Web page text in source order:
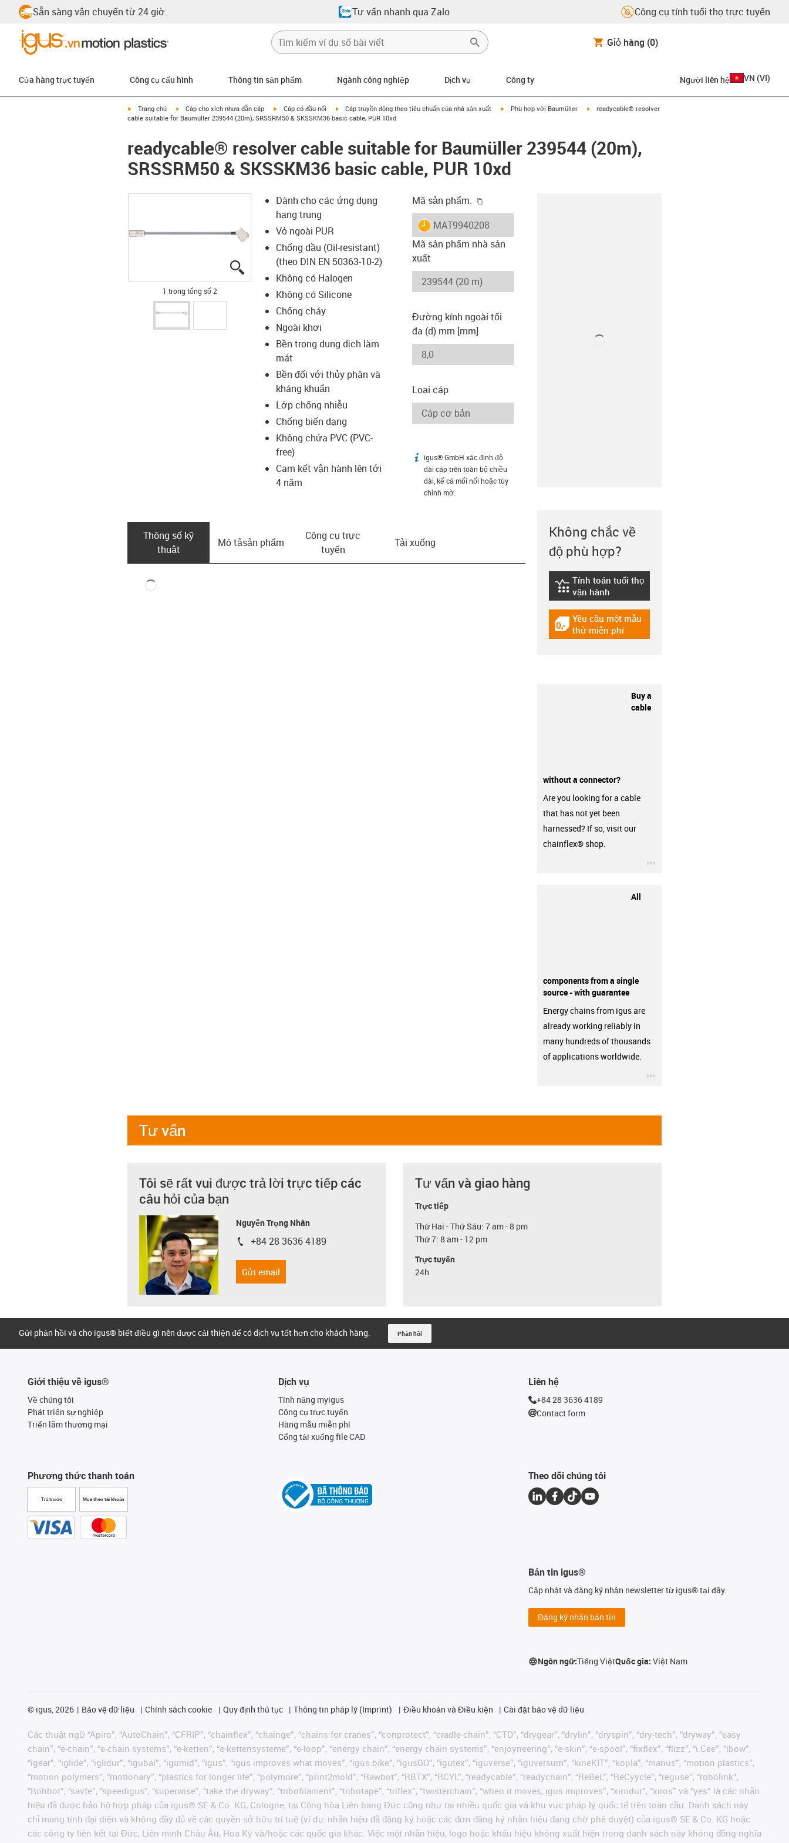
Sẵn sàng vận chuyển từ 24 giờ. Tư vấn nhanh qua Zalo Công cụ tính tuổi thọ trực tuyến
Giỏ hàng (0)
Cửa hàng trực tuyến Công cụ cấu hình Thông tin sản phẩm Ngành công nghiệp Dịch vụ Công ty Người liên hệ VN (VI)
igus-icon-arrow-right
Trang chủ igus-icon-arrow-right
Cáp cho xích nhựa dẫn cáp igus-icon-arrow-right
Cáp có đầu nối igus-icon-arrow-right
Cáp truyền động theo tiêu chuẩn của nhà sản xuất igus-icon-arrow-right
Phù hợp với Baumüller igus-icon-arrow-right
readycable® resolver
cable suitable for Baumüller 239544 (20m), SRSSRM50 & SKSSKM36 basic cable, PUR 10xd
readycable® resolver cable suitable for Baumüller 239544 (20m),
SRSSRM50 & SKSSKM36 basic cable, PUR 10xd
igus-icon-lupe
igus-icon-lupe
1 trong tổng số 2
Dành cho các ứng dụng
hạng trung
Vỏ ngoài PUR
Chống dầu (Oil-resistant)
(theo DIN EN 50363-10-2)
Không có Halogen
Không có Silicone
Chống cháy
Ngoài khơi
Bền trong dung dịch làm
mát
Bền đối với thủy phân và
kháng khuẩn
Lớp chống nhiễu
Chống biến dạng
Không chứa PVC (PVC-
free)
Cam kết vận hành lên tới
4 năm
Mã sản phẩm.
igus-icon-lieferzeit
MAT9940208
Mã sản phẩm nhà sản
xuất
Đường kính ngoài tối
đa (d) mm [mm]
Loại cáp
igus-icon-info
igus® GmbH xác định độ
dài cáp trên toàn bộ chiều
dài, kể cả mối nối hoặc tùy
chỉnh mờ.
Thông số kỹ
thuật
Mô tả­sản phẩm
Công cụ trực
tuyến
Tải xuống
Không chắc về
độ phù hợp?
igus-icon-lebensdauerrechner
Tính toán tuổi thọ
vận hành
igus-icon-gratismuster
Yêu cầu một mẫu
thử miễn phí
Buy a
cable
without a connector?
Are you looking for a cable
that has not yet been
harnessed? If so, visit our
chainflex® shop.
All
components from a single
source - with guarantee
Energy chains from igus are
already working reliably in
many hundreds of thousands
of applications worldwide.
Tư vấn
Tôi sẽ rất vui được trả lời trực tiếp các
câu hỏi của bạn
Nguyễn Trọng Nhân
igus-icon-phone
+84 28 3636 4189
Gửi email
Tư vấn và giao hàng
Trực tiếp
Thứ Hai - Thứ Sáu: 7 am - 8 pm
Thứ 7: 8 am - 12 pm
Trực tuyến
24h
Gửi phản hồi và cho igus® biết điều gì nên được cải thiện để có dịch vụ tốt hơn cho khách hàng. Phản hồi
Giới thiệu về igus®
Về chúng tôi
Phát triển sự nghiệp
Triển lãm thương mại
Phương thức thanh toán
Trả trước Mua theo tài khoản
Dịch vụ
Tính năng myigus
Công cụ trực tuyến
Hàng mẫu miễn phí
Cổng tải xuống file CAD
Liên hệ
+84 28 3636 4189
Contact form
Theo dõi chúng tôi
Bản tin igus®
Cập nhật và đăng ký nhận newsletter từ igus® tại đây.
Đăng ký nhận bản tin
Ngôn ngữ:Tiếng ViệtQuốc gia:Việt Nam
© igus, 2026 Bảo vệ dữ liệu Chính sách cookie Quy định thủ tục Thông tin pháp lý (Imprint) Điều khoản và Điều kiện Cài đặt bảo vệ dữ liệu
Các thuật ngữ “Apiro”, “AutoChain”, “CFRIP”, “chainflex”, “chainge”, “chains for cranes”, “conprotect”, “cradle-chain”, “CTD”, “drygear”, “drylin”, “dryspin”, “dry-tech”, “dryway”, “easy
chain”, “e-chain”, “e-chain systems”, “e-ketten”, “e-kettensysteme”, “e-loop”, “energy chain”, “energy chain systems”, “enjoyneering”, “e-skin”, “e-spool”, “fixflex”, “flizz”, “i.Cee”, “ibow”,
“igear”, “iglide”, “iglidur”, “igubal”, “igumid”, “igus”, “igus improves what moves”, “igus:bike”, “igusGO”, “igutex”, “iguverse”, “iguversum”, “kineKIT”, “kopla”, “manus”, “motion plastics”,
“motion polymers”, “motionary”, “plastics for longer life”, “polymore”, “print2mold”, “Rawbot”, “RBTX”, “RCYL”, “readycable”, “readychain”, “ReBeL”, “ReCyycle”, “reguse”, “robolink”,
“Rohbot”, “savfe”, “speedigus”, “superwise”, “take the dryway”, “tribofilament”, “tribotape”, “triflex”, “twisterchain”, “when it moves, igus improves”, “xirodur”, “xiros” và “yes” là các nhãn
hiệu đã được bảo hộ hợp pháp của igus® SE & Co. KG, Cologne, tại Cộng hòa Liên bang Đức cũng như tại nhiều quốc gia và khu vực pháp lý quốc tế trên toàn cầu. Danh sách này
chỉ mang tính đại diện và không đầy đủ về các quyền sở hữu trí tuệ (ví dụ: nhãn hiệu đã đăng ký hoặc các đơn đăng ký nhãn hiệu đang chờ phê duyệt) của igus® SE & Co. KG hoặc
các công ty liên kết tại Đức, Liên minh Châu Âu, Hoa Kỳ và/hoặc các quốc gia khác. Việc một nhãn hiệu, logo hoặc khẩu hiệu không xuất hiện trong danh sách này không đồng nghĩa